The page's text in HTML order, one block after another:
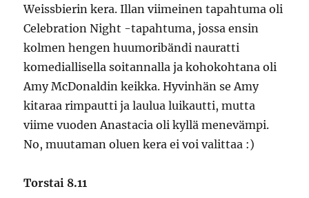
Weissbierin kera. Illan viimeinen tapahtuma oli
Celebration Night -tapahtuma, jossa ensin
kolmen hengen huumoribändi nauratti
komediallisella soitannalla ja kohokohtana oli
Amy McDonaldin keikka. Hyvinhän se Amy
kitaraa rimpautti ja laulua luikautti, mutta
viime vuoden Anastacia oli kyllä menevämpi.
No, muutaman oluen kera ei voi valittaa :)
Torstai 8.11